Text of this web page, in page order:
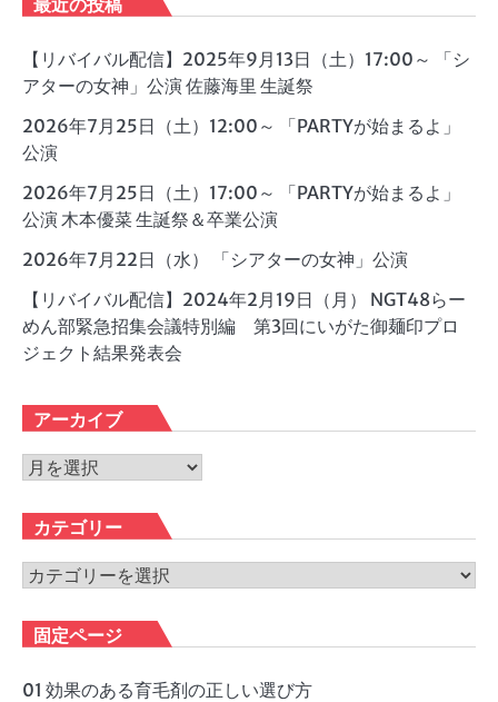
【リバイバル配信】2025年9月13日（土）17:00～ 「シ
アターの女神」公演 佐藤海里 生誕祭
2026年7月25日（土）12:00～ 「PARTYが始まるよ」
公演
2026年7月25日（土）17:00～ 「PARTYが始まるよ」
公演 木本優菜 生誕祭＆卒業公演
2026年7月22日（水） 「シアターの女神」公演
【リバイバル配信】2024年2月19日（月） NGT48らー
めん部緊急招集会議特別編 第3回にいがた御麺印プロ
ジェクト結果発表会
アーカイブ
ア
カ
イ
ブ
カテゴリー
カ
ゴ
リ
ー
固定ページ
01 効果のある育毛剤の正しい選び方